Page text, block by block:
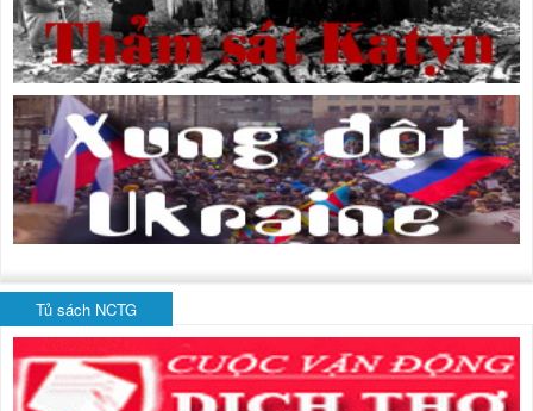
Tủ sách NCTG